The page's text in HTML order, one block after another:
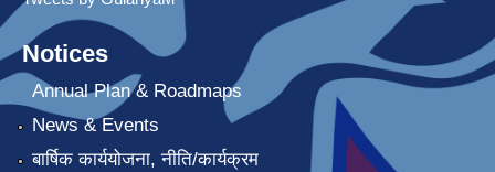
Notices
Annual Plan & Roadmaps
News & Events
बार्षिक कार्ययोजना, नीति/कार्यक्रम